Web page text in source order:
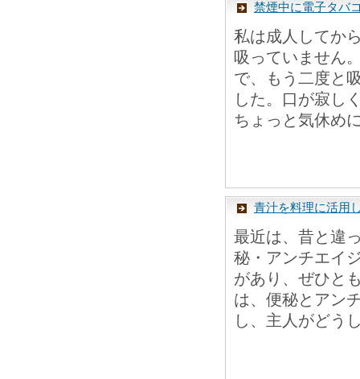
禁煙中に電子タバ
私は成人してか
吸っていません
で、もう二度と
した。口が寂し
ちょっと気休め
青汁を料理に活用
最近は、昔と違
秘・アンチエイ
があり、ぜひと
は、便秘とアン
し、主人がどう